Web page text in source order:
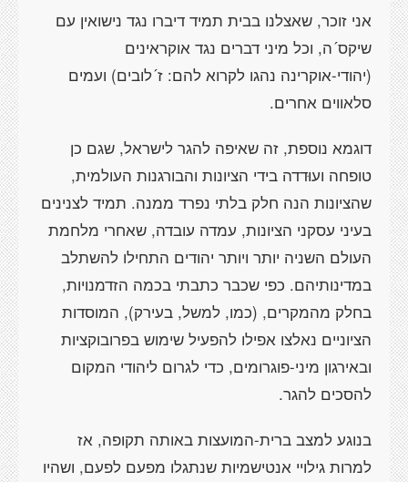
אני זוכר, שאצלנו בבית תמיד דיברו נגד נישואין עם
שיקס´ה, וכל מיני דברים נגד אוקראינים
(יהודי-אוקרינה נהגו לקרוא להם: ז´לובים) ועמים
סלאווים אחרים.
דוגמא נוספת, זה שאיפה להגר לישראל, שגם כן
טופחה ועוּדדה בידי הציונות והבורגנות העולמית,
שהציונות הנה חלק בלתי נפרד ממנה. תמיד לצנינים
בעיני עסקני הציונות, עמדה עובדה, שאחרי מלחמת
העולם השניה יותר ויותר יהודים התחילו להשתלב
במדינותיהם. כפי שכבר כתבתי בכמה הזדמנויות,
בחלק מהמקרים, (כמו, למשל, בעירק), המוסדות
הציוניים נאלצו אפילו להפעיל שימוש בפרובוקציות
ובאירגון מיני-פוגרומים, כדי לגרום ליהודי המקום
להסכים להגר.
בנוגע למצב ברית-המועצות באותה תקופה, אז
למרות גילויי אנטישמיות שנתגלו מפעם לפעם, ושהיו